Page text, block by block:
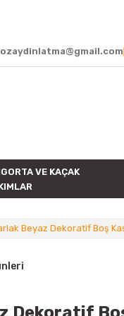
VE KAÇAK
Beyaz Dekoratif Boş